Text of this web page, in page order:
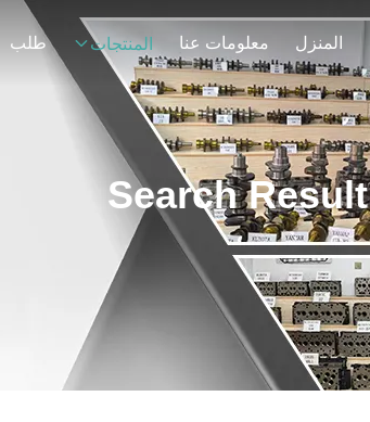
المنزل معلومات عنا المنتجات طلب
Search Result